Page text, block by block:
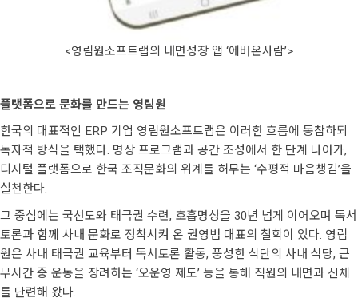
<영림원소프트랩의 내면성장 앱 ‘에버온사람’>
플랫폼으로 문화를 만드는 영림원
한국의 대표적인 ERP 기업 영림원소프트랩은 이러한 흐름에 동참하되
독자적 방식을 택했다. 명상 프로그램과 공간 조성에서 한 단계 나아가,
디지털 플랫폼으로 한국 조직문화의 위계를 허무는 ‘수평적 마음챙김’을
실천한다.
그 중심에는 국선도와 태극권 수련, 호흡명상을 30년 넘게 이어오며 독서
토론과 함께 사내 문화로 정착시켜 온 권영범 대표의 철학이 있다. 영림
원은 사내 태극권 교육부터 독서토론 활동, 풍성한 식단의 사내 식당, 근
무시간 중 운동을 장려하는 ‘오운영 제도’ 등을 통해 직원의 내면과 신체
를 단련해 왔다.